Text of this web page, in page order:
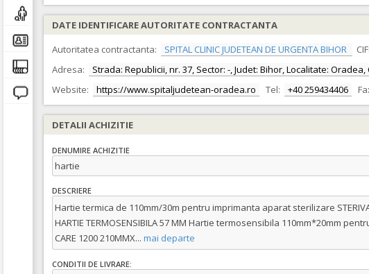
DATE IDENTIFICARE AUTORITATE CONTRACTANTA
Autoritatea contractanta:
SPITAL CLINIC JUDETEAN DE URGENTA BIHOR CIF:
Adresa:
Strada: Republicii, nr. 37, Sector: -, Judet: Bihor, Localitate:
Website:
https://www.spitaljudetean-oradea.ro Tel: +40 259434406
DETALII ACHIZITIE
DENUMIRE ACHIZITIE
hartie
DESCRIERE
Hartie termica de 110mm/30m pentru imprimanta aparat sterilizare
HARTIE TERMOSENSIBILA 57 MM Hartie termosensibila 110mm*20mm
CARE 1200 210MMX... mai departe
CONDITII DE LIVRARE: